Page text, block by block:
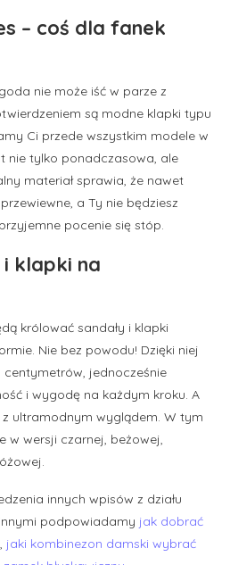
– coś dla fanek
nie może iść w parze z
są modne klapki typu
Ci przede wszystkim modele w
nie tylko ponadczasowa, ale
materiał sprawia, że nawet
a Ty nie będziesz
pocenie się stóp.
i klapki na
królować sandały i klapki
Nie bez powodu! Dzięki niej
jednocześnie
i wygodę na każdym kroku. A
ultramodnym wyglądem. W tym
w wersji czarnej, beżowej,
innych wpisów z działu
podpowiadamy jak dobrać
, jaki kombinezon damski wybrać